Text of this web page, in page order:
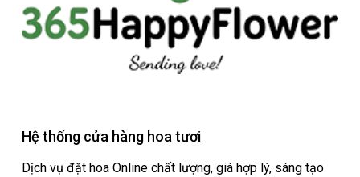
Hệ thống cửa hàng hoa tươi
Dịch vụ đặt hoa Online chất lượng, giá hợp lý, sáng tạo